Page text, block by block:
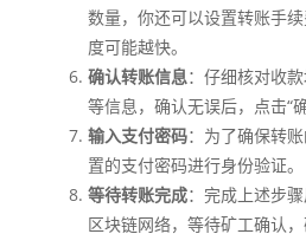
数量，你还可以设置转账手
度可能越快。
确认转账信息：仔细核对收
等信息，确认无误后，点击“确
输入支付密码：为了确保转
置的支付密码进行身份验证。
等待转账完成：完成上述步
区块链网络，等待矿工确认